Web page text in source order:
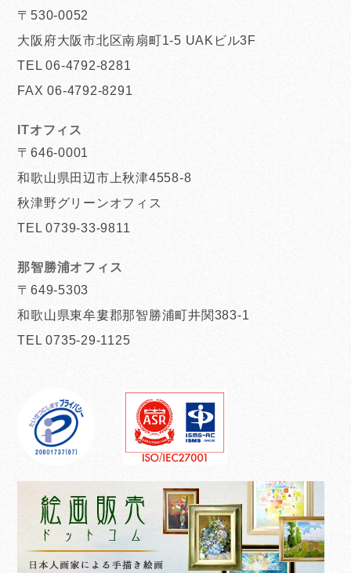
〒530-0052
大阪府大阪市北区南扇町1-5 UAKビル3F
TEL 06-4792-8281
FAX 06-4792-8291
ITオフィス
〒646-0001
和歌山県田辺市上秋津4558-8
秋津野グリーンオフィス
TEL 0739-33-9811
那智勝浦オフィス
〒649-5303
和歌山県東牟婁郡那智勝浦町井関383-1
TEL 0735-29-1125